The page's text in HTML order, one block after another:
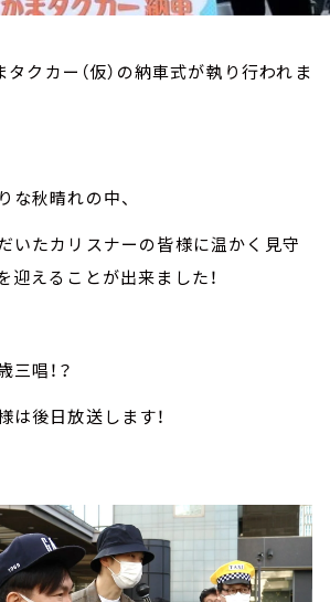
タクカー（仮）の納車式が執り行われま
な秋晴れの中、
いたカリスナーの皆様に温かく見守
迎えることが出来ました！
唱！？
は後日放送します！